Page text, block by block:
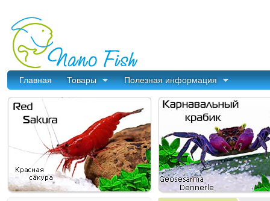
Главная Товары Полезная информация